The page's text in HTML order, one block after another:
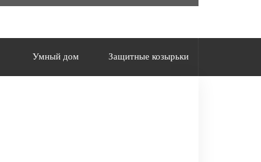
Умный дом Защитные козырьки